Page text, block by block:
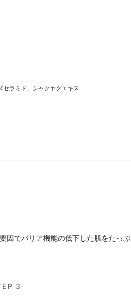
ラミド、シャクヤクエキス
因でバリア機能の低下した肌をたっぷ